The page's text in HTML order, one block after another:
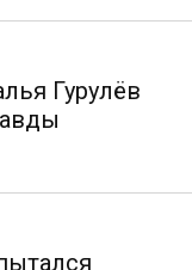
Гурулёв